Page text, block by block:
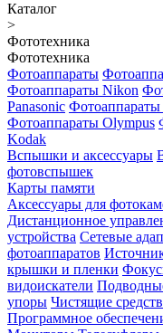
Каталог
>
Фототехника
Фототехника
Фотоаппараты
Фотоаппараты Nikon
Panasonic Фотоаппараты
Фотоаппараты Olympus
Kodak
Вспышки и аксессуары
фотовспышек
Карты памяти
Аксессуары для
Дистанционное
устройства Сетевые
фотоаппаратов
крышки и пленки
видоискатели
упоры Чистящие
Программное